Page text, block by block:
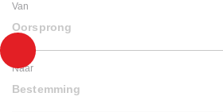
Van
Oorsprong
Naar
Bestemming